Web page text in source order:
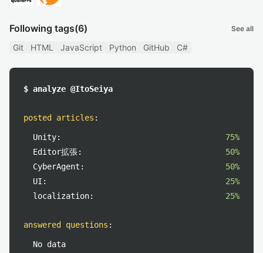
Following tags(6) See all
Git HTML JavaScript Python GitHub C#
$ analyze @ItoSeiya
posted articles :
Unity:
75%
Editor拡張:
50%
CyberAgent:
50%
UI:
25%
localization:
25%
answered questions :
No data